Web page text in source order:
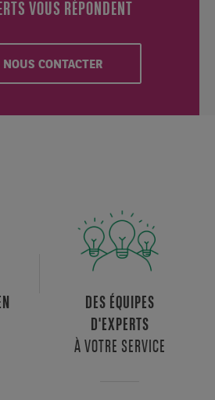
VOUS RÉPONDENT
NOUS CONTACTER
DES ÉQUIPES
D'EXPERTS
À VOTRE SERVICE